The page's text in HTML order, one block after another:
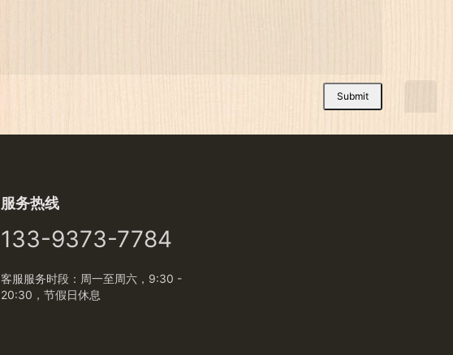
Submit
服务热线
133-9373-7784
客服服务时段：周一至周六，9:30 -
20:30，节假日休息